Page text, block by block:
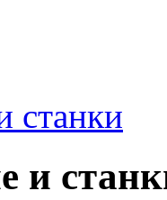
станки
и